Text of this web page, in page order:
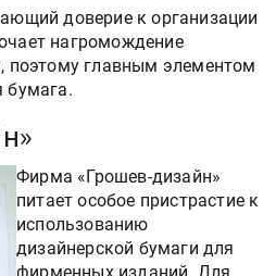
доверие к организации
нагромождение
поэтому главным элементом
бумага.
Фирма «Грошев-дизайн»
питает особое пристрастие к
использованию
дизайнерской бумаги для